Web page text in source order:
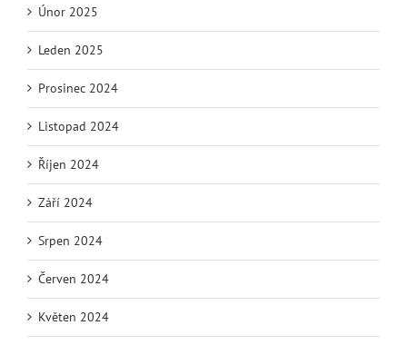
Únor 2025
Leden 2025
Prosinec 2024
Listopad 2024
Říjen 2024
Září 2024
Srpen 2024
Červen 2024
Květen 2024